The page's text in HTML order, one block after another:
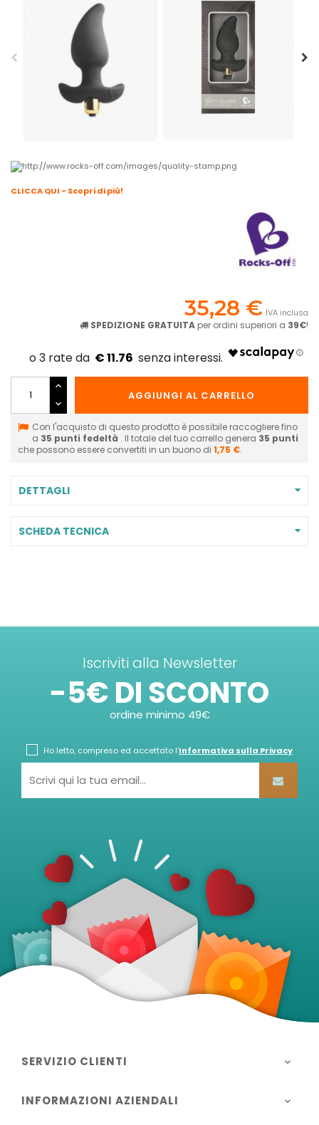
CLICCA QUI - Scopri di più!
35,28 € IVA inclusa
SPEDIZIONE GRATUITA per ordini superiori a 39€!
€ 11.76
AGGIUNGI AL CARRELLO
Con l'acquisto di questo prodotto è possibile raccogliere fino
a 35 punti fedeltà . Il totale del tuo carrello genera 35 punti
che possono essere convertiti in un buono di 1,75 €.
DETTAGLI
SCHEDA TECNICA
Iscriviti alla Newsletter
-5€ DI SCONTO
ordine minimo 49€
Ho letto, compreso ed accettato l'Informativa sulla Privacy
SERVIZIO CLIENTI 
INFORMAZIONI AZIENDALI 